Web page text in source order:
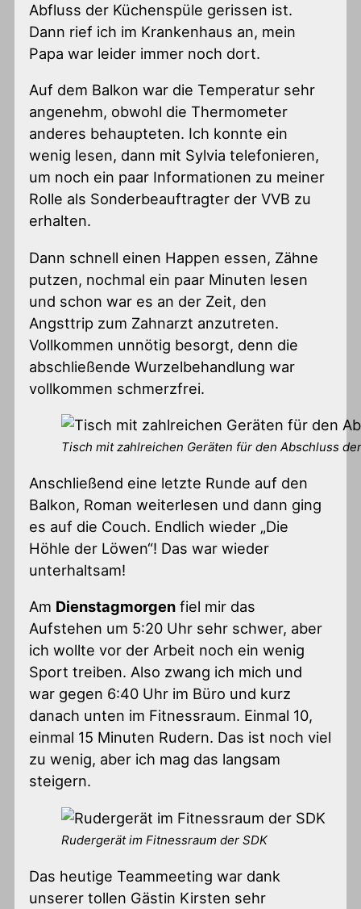
Abfluss der Küchenspüle gerissen ist.
Dann rief ich im Krankenhaus an, mein
Papa war leider immer noch dort.
Auf dem Balkon war die Temperatur sehr
angenehm, obwohl die Thermometer
anderes behaupteten. Ich konnte ein
wenig lesen, dann mit Sylvia telefonieren,
um noch ein paar Informationen zu meiner
Rolle als Sonderbeauftragter der VVB zu
erhalten.
Dann schnell einen Happen essen, Zähne
putzen, nochmal ein paar Minuten lesen
und schon war es an der Zeit, den
Angsttrip zum Zahnarzt anzutreten.
Vollkommen unnötig besorgt, denn die
abschließende Wurzelbehandlung war
vollkommen schmerzfrei.
Tisch mit zahlreichen Geräten für den Abschluss
Anschließend eine letzte Runde auf den
Balkon, Roman weiterlesen und dann ging
es auf die Couch. Endlich wieder „Die
Höhle der Löwen“! Das war wieder
unterhaltsam!
Am Dienstagmorgen fiel mir das
Aufstehen um 5:20 Uhr sehr schwer, aber
ich wollte vor der Arbeit noch ein wenig
Sport treiben. Also zwang ich mich und
war gegen 6:40 Uhr im Büro und kurz
danach unten im Fitnessraum. Einmal 10,
einmal 15 Minuten Rudern. Das ist noch viel
zu wenig, aber ich mag das langsam
steigern.
Rudergerät im Fitnessraum der SDK
Das heutige Teammeeting war dank
unserer tollen Gästin Kirsten sehr